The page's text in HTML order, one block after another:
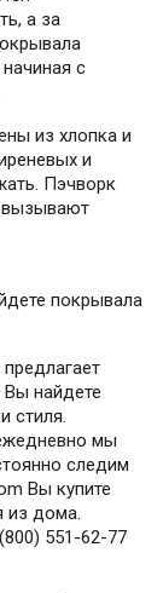
а за
с
из хлопка и
и
Пэчворк
вызывают
покрывала
найдете
стиля.
мы
следим
Вы купите
из дома.
551-62-77